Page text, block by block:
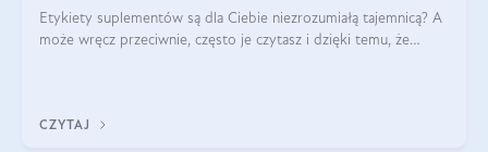
Etykiety suplementów są dla Ciebie niezrozumiałą tajemnicą? A
może wręcz przeciwnie, często je czytasz i dzięki temu, że
CZYTAJ